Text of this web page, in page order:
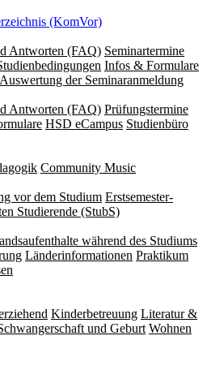
(KomVor)
Antworten (FAQ) Seminartermine
Infos & Formulare
Auswertung der Seminaranmeldung
Antworten (FAQ) Prüfungstermine
HSD eCampus Studienbüro
Community Music
vor dem Studium Erstsemester-
Studierende (StubS)
während des Studiums
Länderinformationen Praktikum
Kinderbetreuung Literatur &
und Geburt Wohnen